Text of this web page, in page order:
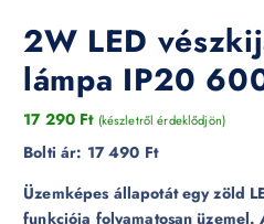
2W LED
lámpa IP20
17 290 Ft (készletről érdeklődjön)
Bolti ár: 17 490 Ft
Üzemképes állapotát egy zöld
funkciója folyamatosan üzemel.